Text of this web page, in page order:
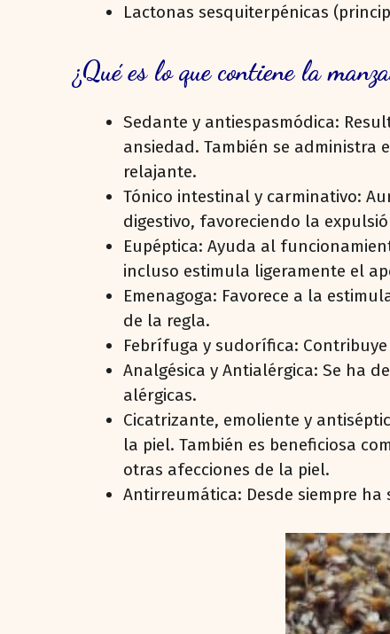
Lactonas sesquiterpénicas
¿Qué es lo que contiene la
Sedante y antiespasmódica:
ansiedad. También se administra
relajante.
Tónico intestinal y carminativo:
digestivo, favoreciendo la
Eupéptica: Ayuda al
incluso estimula ligeramente el
Emenagoga: Favorece a la
de la regla.
Febrífuga y sudorífica:
Analgésica y Antialérgica: Se ha
alérgicas.
Cicatrizante, emoliente y
la piel. También es beneficiosa
otras afecciones de la piel.
Antirreumática: Desde siempre